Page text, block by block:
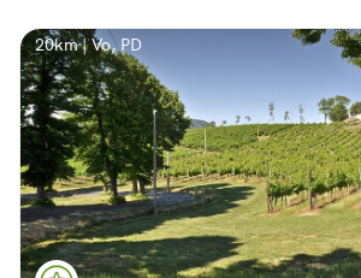
20km | Vo, PD